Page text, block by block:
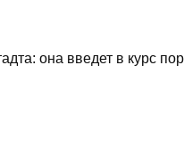
она введет в курс